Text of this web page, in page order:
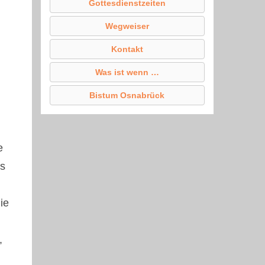
Gottesdienstzeiten
Wegweiser
Kontakt
Was ist wenn …
Bistum Osnabrück